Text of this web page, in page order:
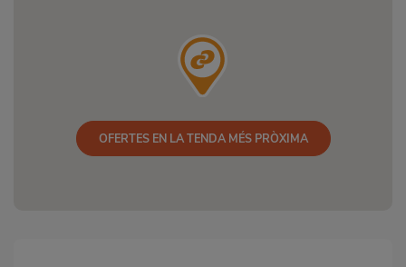
OFERTES EN LA TENDA MÉS PRÒXIMA